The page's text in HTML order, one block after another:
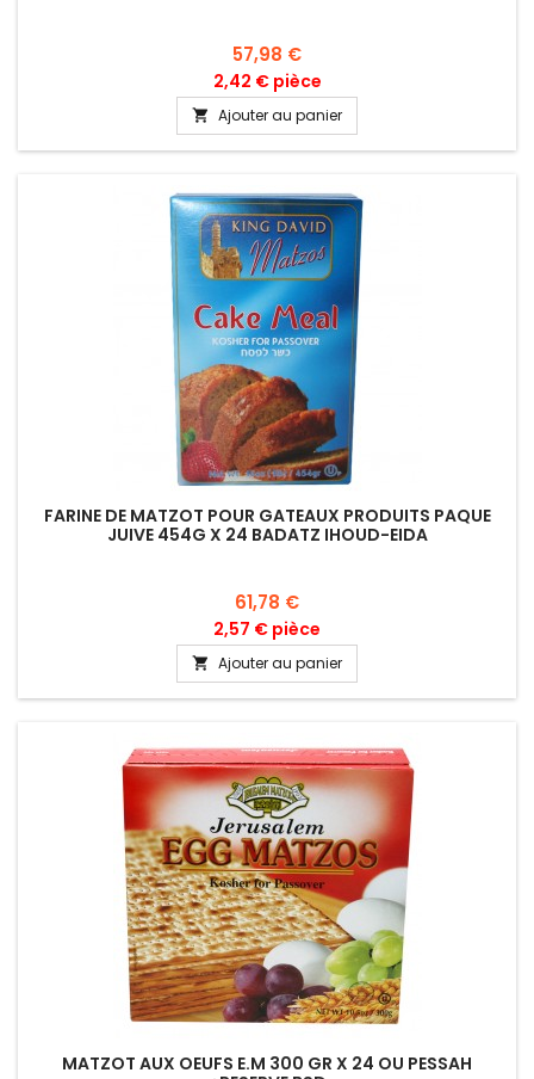
Prix
57,98 €
2,42 € pièce
 Ajouter au panier
FARINE DE MATZOT POUR GATEAUX PRODUITS PAQUE
JUIVE 454G X 24 BADATZ IHOUD-EIDA
Prix
61,78 €
2,57 € pièce
 Ajouter au panier
MATZOT AUX OEUFS E.M 300 GR X 24 OU PESSAH